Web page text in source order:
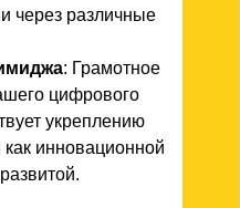
через различные
: Грамотное
цифрового
укреплению
инновационной